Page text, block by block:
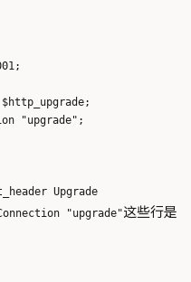
"upgrade";
Upgrade
"upgrade"这些行是